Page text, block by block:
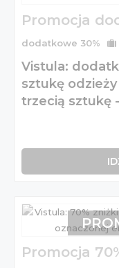
Promocja
dodatkowe 30%
Vistula:
sztukę
trzecią sztukę
Promocja